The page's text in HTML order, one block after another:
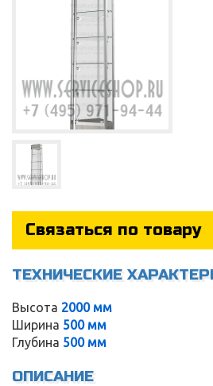
Service
Связаться по товару
ТЕХНИЧЕСКИЕ
Высота 2000 мм
Ширина 500 мм
Глубина 500 мм
ОПИСАНИЕ